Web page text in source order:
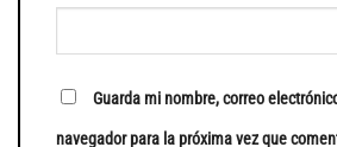
Guarda mi nombre, correo
navegador para la próxima vez que